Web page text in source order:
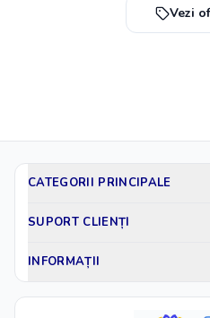
Vezi
CATEGORII PRINCIPALE
SUPORT CLIENȚI
INFORMAȚII